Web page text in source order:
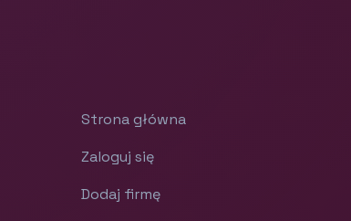
Strona główna
Zaloguj się
Dodaj firmę